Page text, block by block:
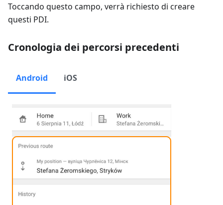
Toccando questo campo, verrà richiesto di creare
questi PDI.
Cronologia dei percorsi precedenti
Android iOS